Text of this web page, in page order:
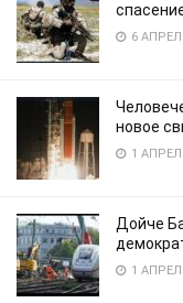
6
новое
1
Дойче
1